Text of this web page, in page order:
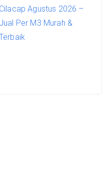
Cilacap Agustus 2026 –
Jual Per M3 Murah &